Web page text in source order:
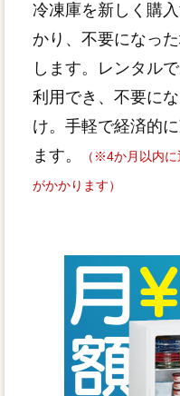
冷凍庫を新しく購
かり、不要になっ
します。レンタル
利用でき、不要に
け。手軽で経済的
ます。
（※4か月以内
がかかります）